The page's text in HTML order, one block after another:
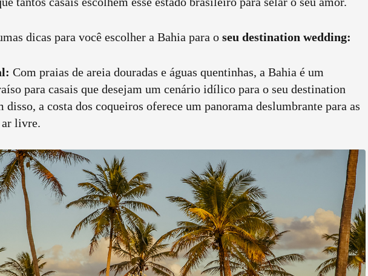
dicas para você escolher a Bahia para o seu destination wedding:
Com praias de areia douradas e águas quentinhas, a Bahia é um
para casais que desejam um cenário idílico para o seu destination
disso, a costa dos coqueiros oferece um panorama deslumbrante para as
ar livre.